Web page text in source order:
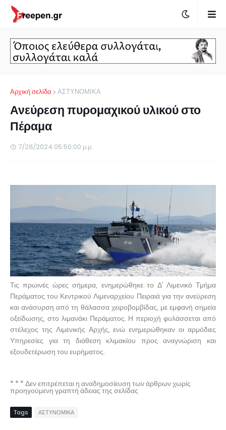
Αρχική σελίδα ΑΣΤΥΝΟΜΙΚΑ
Ανεύρεση πυρομαχικού υλικού στο
Πέραμα
7/28/2024 05:50:00 μ.μ.
Τις πρωινές ώρες σήμερα, ενημερώθηκε το Δ’ Λιμενικό Τμήμα
Περάματος του Κεντρικού Λιμεναρχείου Πειραιά για την ανεύρεση
και ανάσυρση από τη θάλασσα χειροβομβίδας, με εμφανή σημεία
οξείδωσης, στο λιμανάκι Περάματος. Η περιοχή φυλάσσεται από
στέλεχος της Λιμενικής Αρχής, ενώ ενημερώθηκαν οι αρμόδιες
Υπηρεσίες για τη διάθεση κλιμακίου προς αναγνώριση και
εξουδετέρωση του ευρήματος.
* * * Δεν επιτρέπεται η αναδημοσίευση των άρθρων χωρίς
προηγούμενη γραπτή άδειας της σελίδας
Tags ΑΣΤΥΝΟΜΙΚΑ